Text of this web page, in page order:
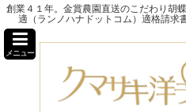
創業４１年。金賞農園直送のこだわり胡
適（ランノハナドットコム）適格請
メニュー